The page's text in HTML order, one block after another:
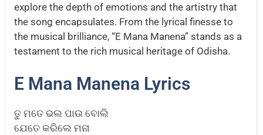
explore the depth of emotions and the artistry that
the song encapsulates. From the lyrical finesse to
the musical brilliance, “E Mana Manena” stands as a
testament to the rich musical heritage of Odisha.
E Mana Manena Lyrics
ତୁ ମତେ ଭଲ ପାଉ ବୋଲି
ଯେତେ କରିଲେ ମନା